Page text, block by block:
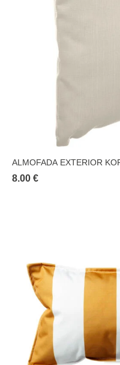
ALMOFADA EXTERIOR
8.00 €